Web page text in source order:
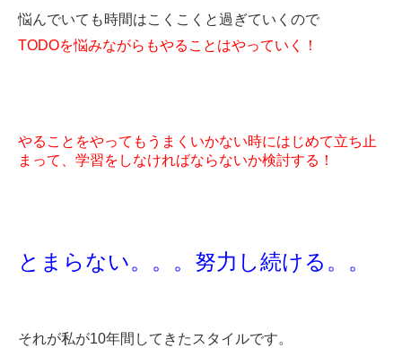
悩んでいても時間はこくこくと過ぎていくので
TODOを悩みながらもやることはやっていく！
やることをやってもうまくいかない時にはじめて立ち止
まって、学習をしなければならないか検討する！
とまらない。。。努力し続ける。。
それが私が10年間してきたスタイルです。